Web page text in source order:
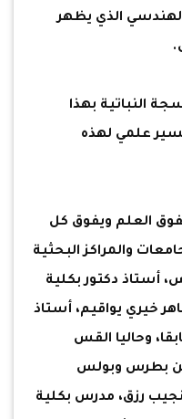
الذي يظهر
النباتية بهذا
علمي لهذه
العلم ويفوق كل
والمراكز البحثية
أستاذ دكتور بكلية
خيري يواقيم، أستاذ
وحاليا القس
بطرس وبولس
رزق، مدرس بكلية